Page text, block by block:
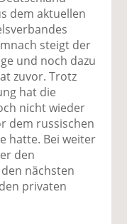
F
ac
e
b
o
o
k
te
il
e
n
tt
er
n
Li
n
k
e
di
n
te
il
e
E
ai
l
v
se
n
d
n
ck
n
dem aktuellen
steigt der
und noch dazu
zuvor. Trotz
hat die
nicht wieder
dem russischen
hatte. Bei weiter
den
nächsten
privaten